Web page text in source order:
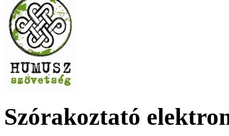
Szórakoztató